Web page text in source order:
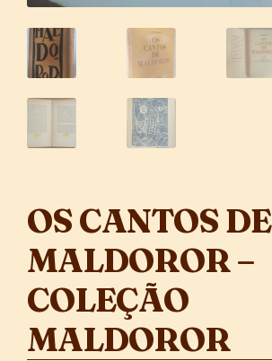
OS CANTOS DE
MALDOROR –
COLEÇÃO
MALDOROR